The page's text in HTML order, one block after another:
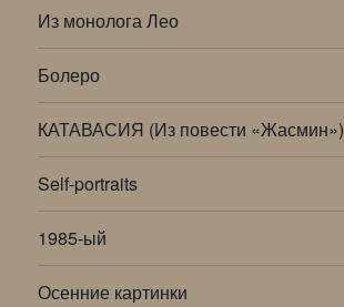
Из монолога Лео
Болеро
КАТАВАСИЯ (Из повести «Жасмин»)
Self-portraits
1985-ый
Осенние картинки